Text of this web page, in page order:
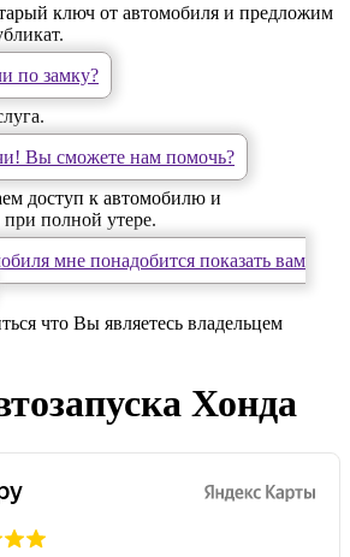
ключ от автомобиля и предложим
по замку?
Вы сможете нам помочь?
доступ к автомобилю и
полной утере.
мне понадобится показать вам
что Вы являетесь владельцем
Хонда